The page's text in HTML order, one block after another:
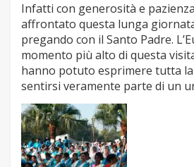
Infatti con generosità e
affrontato questa lunga
pregando con il Santo Padre.
momento più alto di questa
hanno potuto esprimere tutta
sentirsi veramente parte di un